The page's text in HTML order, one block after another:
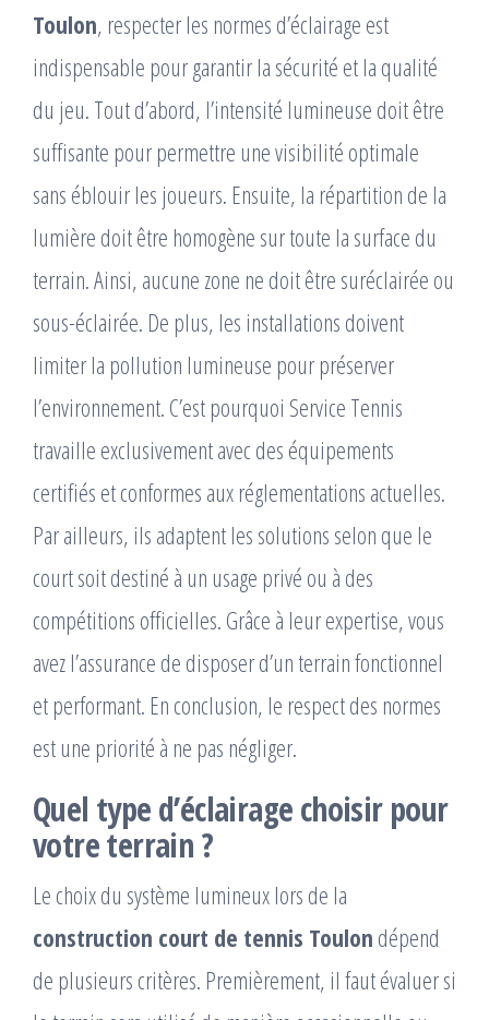
Toulon, respecter les normes d’éclairage est
indispensable pour garantir la sécurité et la qualité
du jeu. Tout d’abord, l’intensité lumineuse doit être
suffisante pour permettre une visibilité optimale
sans éblouir les joueurs. Ensuite, la répartition de la
lumière doit être homogène sur toute la surface du
terrain. Ainsi, aucune zone ne doit être suréclairée ou
sous-éclairée. De plus, les installations doivent
limiter la pollution lumineuse pour préserver
l’environnement. C’est pourquoi Service Tennis
travaille exclusivement avec des équipements
certifiés et conformes aux réglementations actuelles.
Par ailleurs, ils adaptent les solutions selon que le
court soit destiné à un usage privé ou à des
compétitions officielles. Grâce à leur expertise, vous
avez l’assurance de disposer d’un terrain fonctionnel
et performant. En conclusion, le respect des normes
est une priorité à ne pas négliger.
Quel type d’éclairage choisir pour
votre terrain ?
Le choix du système lumineux lors de la
construction court de tennis Toulon dépend
de plusieurs critères. Premièrement, il faut évaluer si